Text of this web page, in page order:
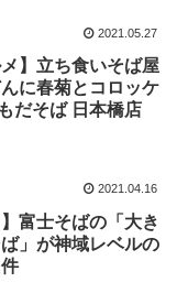
2021.05.27
メ】立ち食いそば屋
に春菊とコロッケ
だそば 日本橋店
2021.04.16
】富士そばの「大き
」が神域レベルの